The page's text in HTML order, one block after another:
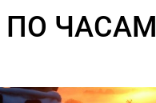
ПО ЧАСАМ